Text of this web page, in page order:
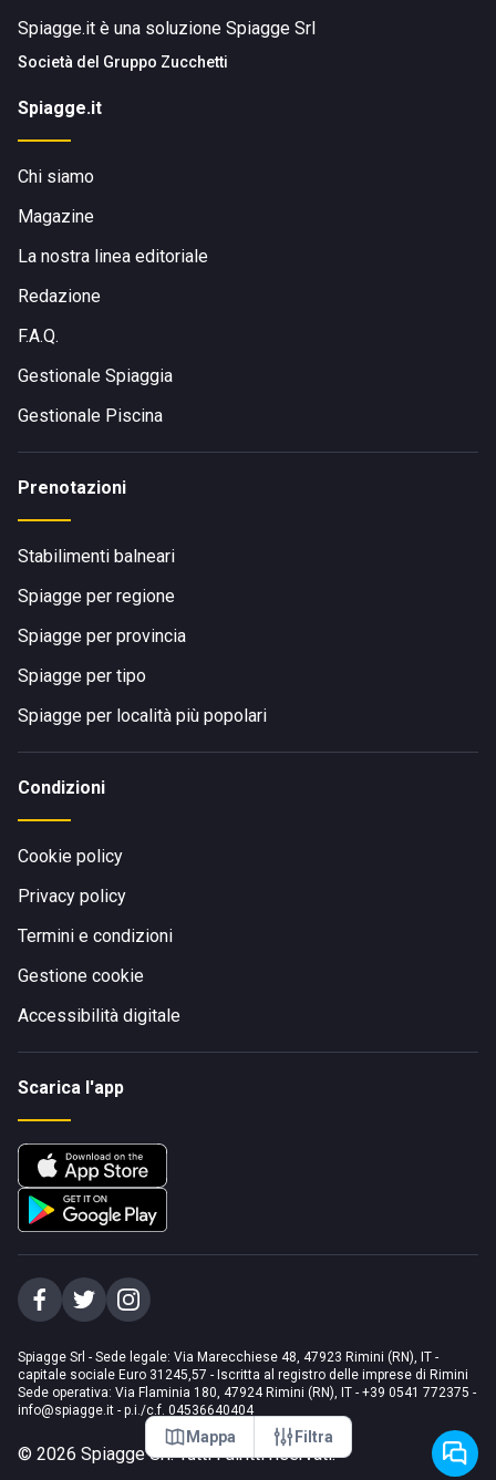
Mappa Filtra
Spiagge.it è una soluzione Spiagge Srl
Società del Gruppo Zucchetti
Spiagge.it
Chi siamo
Magazine
La nostra linea editoriale
Redazione
F.A.Q.
Gestionale Spiaggia
Gestionale Piscina
Prenotazioni
Stabilimenti balneari
Spiagge per regione
Spiagge per provincia
Spiagge per tipo
Spiagge per località più popolari
Condizioni
Cookie policy
Privacy policy
Termini e condizioni
Gestione cookie
Accessibilità digitale
Scarica l'app
Spiagge Srl - Sede legale: Via Marecchiese 48, 47923 Rimini (RN), IT -
capitale sociale Euro 31245,57 - Iscritta al registro delle imprese di Rimini
Sede operativa: Via Flaminia 180, 47924 Rimini (RN), IT - +39 0541 772375 -
info@spiagge.it - p.i./c.f. 04536640404
© 2026 Spiagge Srl. Tutti i diritti riservati.